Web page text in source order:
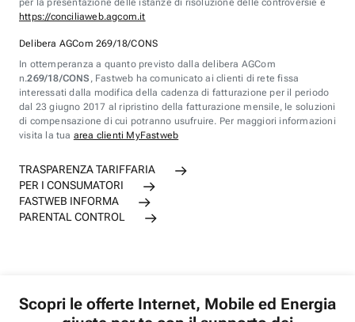
per la presentazione delle istanze di risoluzione delle controversie è
https://conciliaweb.agcom.it
Delibera AGCom 269/18/CONS
In ottemperanza a quanto previsto dalla delibera AGCom
n.269/18/CONS , Fastweb ha comunicato ai clienti di rete fissa
interessati dalla modifica della cadenza di fatturazione per il periodo
dal 23 giugno 2017 al ripristino della fatturazione mensile, le soluzioni
di compensazione di cui potranno usufruire. Per maggiori informazioni
visita la tua area clienti MyFastweb
TRASPARENZA TARIFFARIA
PER I CONSUMATORI
FASTWEB INFORMA
PARENTAL CONTROL
Scopri le offerte Internet, Mobile ed Energia